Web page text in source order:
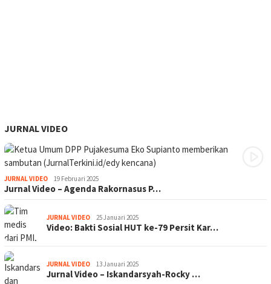
JURNAL VIDEO
JURNAL VIDEO 19 Februari 2025
Jurnal Video – Agenda Rakornasus P…
JURNAL VIDEO 25 Januari 2025
Video: Bakti Sosial HUT ke-79 Persit Kar…
JURNAL VIDEO 13 Januari 2025
Jurnal Video – Iskandarsyah-Rocky …